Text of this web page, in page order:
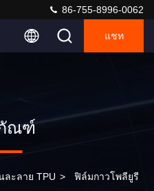
86-755-8996-0062
แชท
ณฑ์
ละลาย TPU > ฟิล์มกาวโพลียูรี